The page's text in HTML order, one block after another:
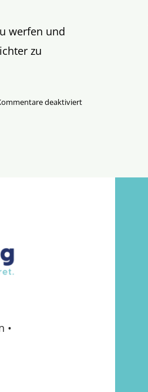
werfen und
zu
deaktiviertfür
•